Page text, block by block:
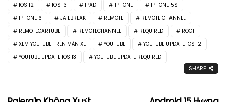
IOS 12
IOS 13 IPAD IPHONE
IPHONE 5S
IPHONE 6
JAILBREAK REMOTE
REMOTE CHANNEL
REMOTECARTUBE
REMOTECHANNEL REQUIRED
ROOT
XEM YOUTUBE TRÊN MÀN XE
YOUTUBE
YOUTUBE UPDATE IOS 12
YOUTUBE UPDATE IOS 13
YOUTUBE UPDATE REQUIRED
SHARE